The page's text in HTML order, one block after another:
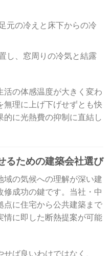
元の冷えと床下からの冷
し、窓周りの冷気と結露
活の体感温度が大きく変わ
無理に上げ下げせずとも快
に光熱費の抑制に直結し
るための建築会社選び
域の気候への理解が深い建
成功の鍵です。当社・中
点に住宅から公共建築まで
情に即した断熱提案が可能
ば良いわけではなく、